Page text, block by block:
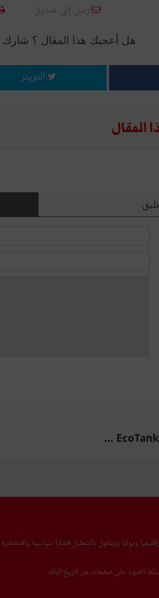
أرسل إلى صديق
هل أعجبك هذا المقال ؟
التويتر
المقال
ودوليّا ويتناول بالتحليل قضايا سياسية
الضوء على صفحات من تاريخ البلاد